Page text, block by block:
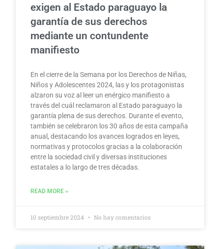
exigen al Estado paraguayo la
garantía de sus derechos
mediante un contundente
manifiesto
En el cierre de la Semana por los Derechos de Niñas,
Niños y Adolescentes 2024, las y los protagonistas
alzaron su voz al leer un enérgico manifiesto a
través del cuál reclamaron al Estado paraguayo la
garantía plena de sus derechos. Durante el evento,
también se celebraron los 30 años de esta campaña
anual, destacando los avances logrados en leyes,
normativas y protocolos gracias a la colaboración
entre la sociedad civil y diversas instituciones
estatales a lo largo de tres décadas.
READ MORE »
10 septiembre 2024 No hay comentarios